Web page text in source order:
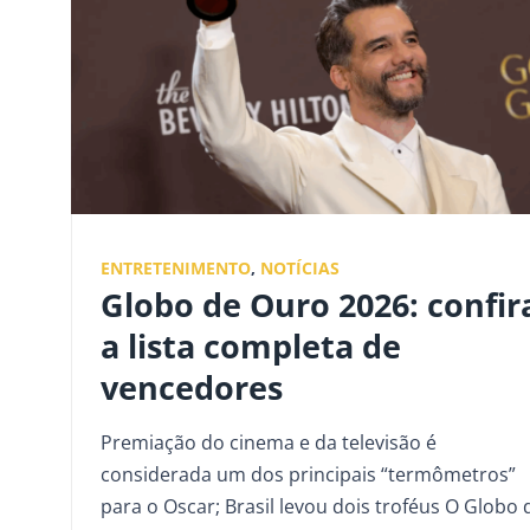
ENTRETENIMENTO, NOTÍCIAS
Globo de Ouro 2026:
a lista completa de
vencedores
Premiação do cinema e da televisão é
considerada um dos principais “termômetros”
para o Oscar; Brasil levou dois troféus O Globo